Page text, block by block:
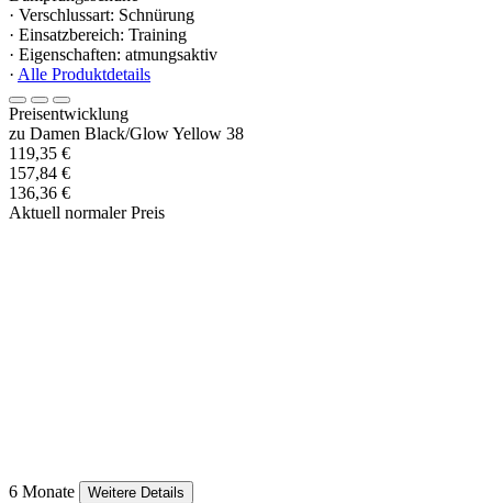
· Verschlussart: Schnürung
· Einsatzbereich: Training
· Eigenschaften: atmungsaktiv
· Alle Produktdetails
Preisentwicklung
zu Damen Black/Glow Yellow 38
119,35 €
157,84 €
136,36 €
Aktuell normaler Preis
6 Monate
Weitere Details